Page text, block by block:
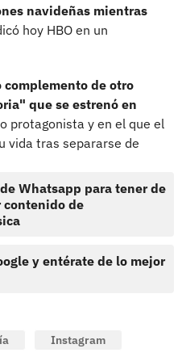
navideñas mientras
hoy HBO en un
de otro
que se estrenó en
protagonista y en el que el
vida tras separarse de
Whatsapp para tener de
contenido de
y entérate de lo mejor
Instagram